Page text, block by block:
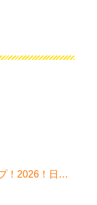
！2026！日程